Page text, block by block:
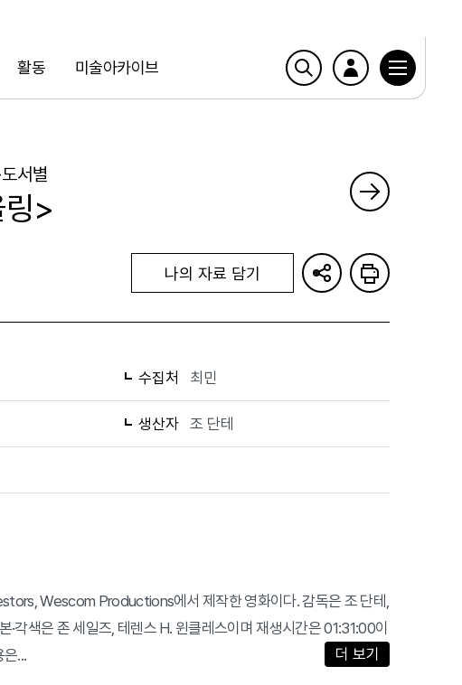
활동 미술아카이브
서별
>
나의 자료 담기
수집처 최민
생산자 조 단테
Wescom Productions에서 제작한 영화이다. 감독은 조 단테,
각색은 존 세일즈, 테렌스 H. 윈클레스이며 재생시간은 01:31:00이
...
더 보기